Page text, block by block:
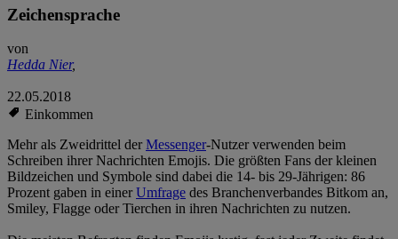
Zeichensprache
von
Hedda Nier,
22.05.2018
Einkommen
Mehr als Zweidrittel derMessenger-Nutzer verwenden beim
Schreiben ihrer Nachrichten Emojis. Die größten Fans der kleinen
Bildzeichen und Symbole sind dabei die 14- bis 29-Jährigen: 86
Prozent gaben in einerUmfrage des Branchenverbandes Bitkom an,
Smiley, Flagge oder Tierchen in ihren Nachrichten zu nutzen.